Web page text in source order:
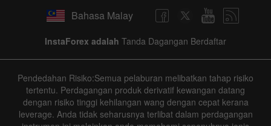
Bahasa Malay
InstaForex adalah Tanda Dagangan Berdaftar
Pendedahan Risiko:Semua pelaburan melibatkan tahap risiko
tertentu. Perdagangan produk derivatif kewangan datang
dengan risiko tinggi kehilangan wang dengan cepat kerana
leverage. Anda tidak seharusnya terlibat dalam perdagangan